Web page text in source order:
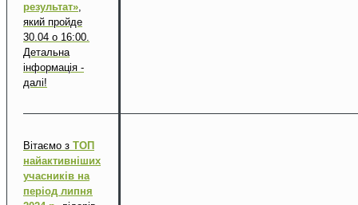
результат»,
який пройде
30.04 о 16:00.
Детальна
інформація -
далі!
Вітаємо з ТОП
найактивніших
учасників на
період липня